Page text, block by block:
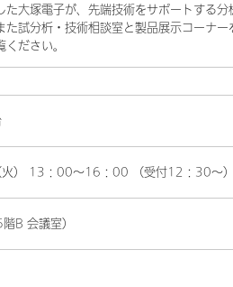
大塚電子が、先端技術をサポートする
試分析・技術相談室と製品展示コーナ
ださい。
） 13：00～16：00 （受付12：30～
B 会議室）